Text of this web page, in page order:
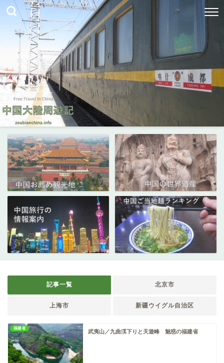
記事一覧 北京市
上海市 新疆ウイグル自治区
福建省
武夷山／九曲渓下りと天遊峰 魅惑の福建省